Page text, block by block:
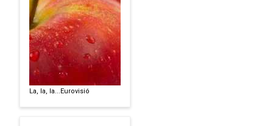
La, la, la...Eurovisió